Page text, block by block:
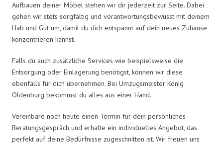
Aufbauen deiner Möbel stehen wir dir jederzeit zur Seite. Dabei
gehen wir stets sorgfältig und verantwortungsbewusst mit deinem
Hab und Gut um, damit du dich entspannt auf dein neues Zuhause
konzentrieren kannst.
Falls du auch zusätzliche Services wie beispielsweise die
Entsorgung oder Einlagerung benötigst, können wir diese
ebenfalls für dich übernehmen. Bei Umzugsmeister König
Oldenburg bekommst du alles aus einer Hand.
Vereinbare noch heute einen Termin für dein persönliches
Beratungsgespräch und erhalte ein individuelles Angebot, das
perfekt auf deine Bedürfnisse zugeschnitten ist. Wir freuen uns